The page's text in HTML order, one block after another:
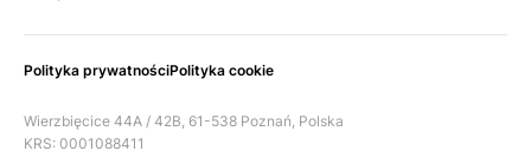
Polityka prywatnościPolityka cookie
Wierzbięcice 44A / 42B, 61-538 Poznań, Polska
KRS: 0001088411